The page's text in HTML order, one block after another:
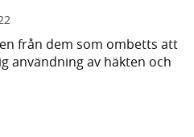
från dem som ombetts att
användning av häkten och